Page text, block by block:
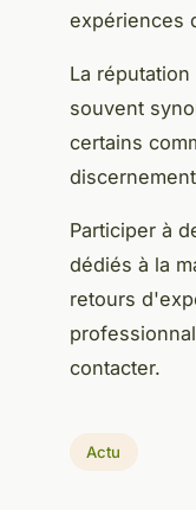
expériences
La
souvent
certains
Participer à
dédiés à la
retours
contacter.
Actu